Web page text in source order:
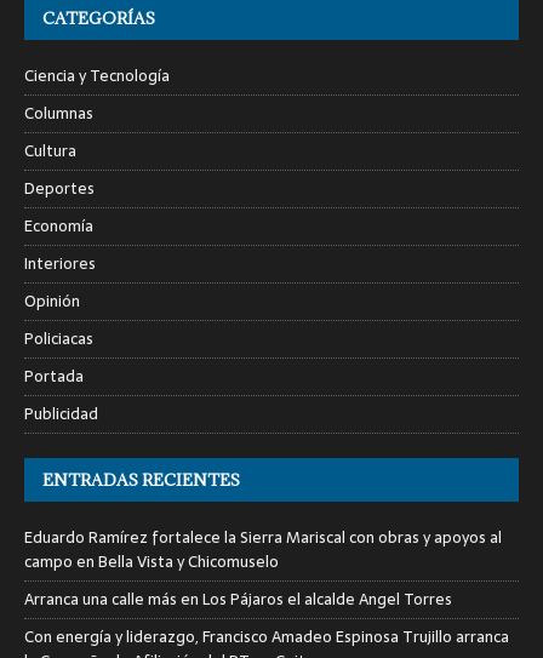
CATEGORÍAS
Ciencia y Tecnología
Columnas
Cultura
Deportes
Economía
Interiores
Opinión
Policiacas
Portada
Publicidad
ENTRADAS RECIENTES
Eduardo Ramírez fortalece la Sierra Mariscal con obras y apoyos al
campo en Bella Vista y Chicomuselo
Arranca una calle más en Los Pájaros el alcalde Angel Torres
Con energía y liderazgo, Francisco Amadeo Espinosa Trujillo arranca